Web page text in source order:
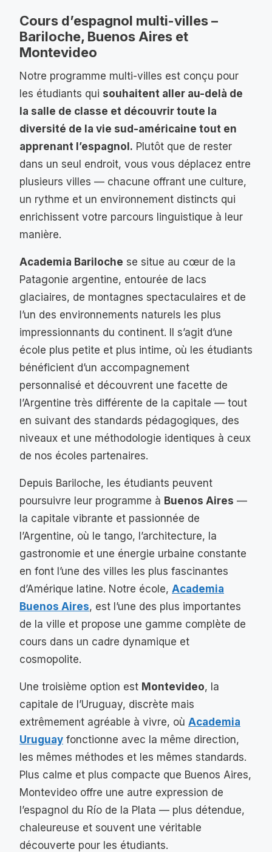
Cours d’espagnol multi-villes –
Bariloche, Buenos Aires et
Montevideo
Notre programme multi-villes est conçu pour
les étudiants qui souhaitent aller au-delà de
la salle de classe et découvrir toute la
diversité de la vie sud-américaine tout en
apprenant l’espagnol. Plutôt que de rester
dans un seul endroit, vous vous déplacez entre
plusieurs villes — chacune offrant une culture,
un rythme et un environnement distincts qui
enrichissent votre parcours linguistique à leur
manière.
Academia Bariloche se situe au cœur de la
Patagonie argentine, entourée de lacs
glaciaires, de montagnes spectaculaires et de
l’un des environnements naturels les plus
impressionnants du continent. Il s’agit d’une
école plus petite et plus intime, où les étudiants
bénéficient d’un accompagnement
personnalisé et découvrent une facette de
l’Argentine très différente de la capitale — tout
en suivant des standards pédagogiques, des
niveaux et une méthodologie identiques à ceux
de nos écoles partenaires.
Depuis Bariloche, les étudiants peuvent
poursuivre leur programme à Buenos Aires —
la capitale vibrante et passionnée de
l’Argentine, où le tango, l’architecture, la
gastronomie et une énergie urbaine constante
en font l’une des villes les plus fascinantes
d’Amérique latine. Notre école, Academia
Buenos Aires, est l’une des plus importantes
de la ville et propose une gamme complète de
cours dans un cadre dynamique et
cosmopolite.
Une troisième option est Montevideo, la
capitale de l’Uruguay, discrète mais
extrêmement agréable à vivre, où Academia
Uruguay fonctionne avec la même direction,
les mêmes méthodes et les mêmes standards.
Plus calme et plus compacte que Buenos Aires,
Montevideo offre une autre expression de
l’espagnol du Río de la Plata — plus détendue,
chaleureuse et souvent une véritable
découverte pour les étudiants.